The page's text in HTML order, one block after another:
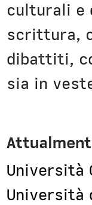
culturali e
scrittura,
dibattiti,
sia in
Università
Università